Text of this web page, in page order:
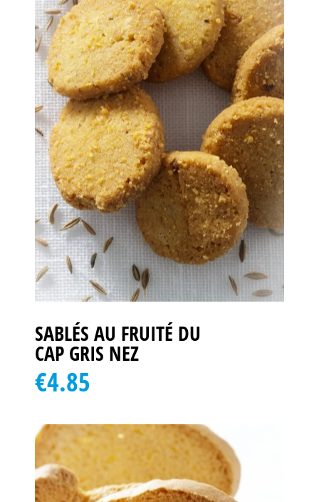
SABLÉS AU FRUITÉ DU
CAP GRIS NEZ
€4.85